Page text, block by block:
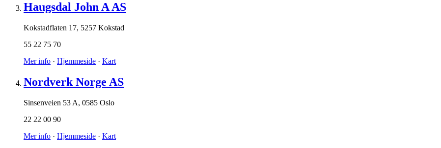
Haugsdal John A AS
Kokstadflaten 17, 5257 Kokstad
55 22 75 70
Mer info · Hjemmeside · Kart
Nordverk Norge AS
Sinsenveien 53 A, 0585 Oslo
22 22 00 90
Mer info · Hjemmeside · Kart